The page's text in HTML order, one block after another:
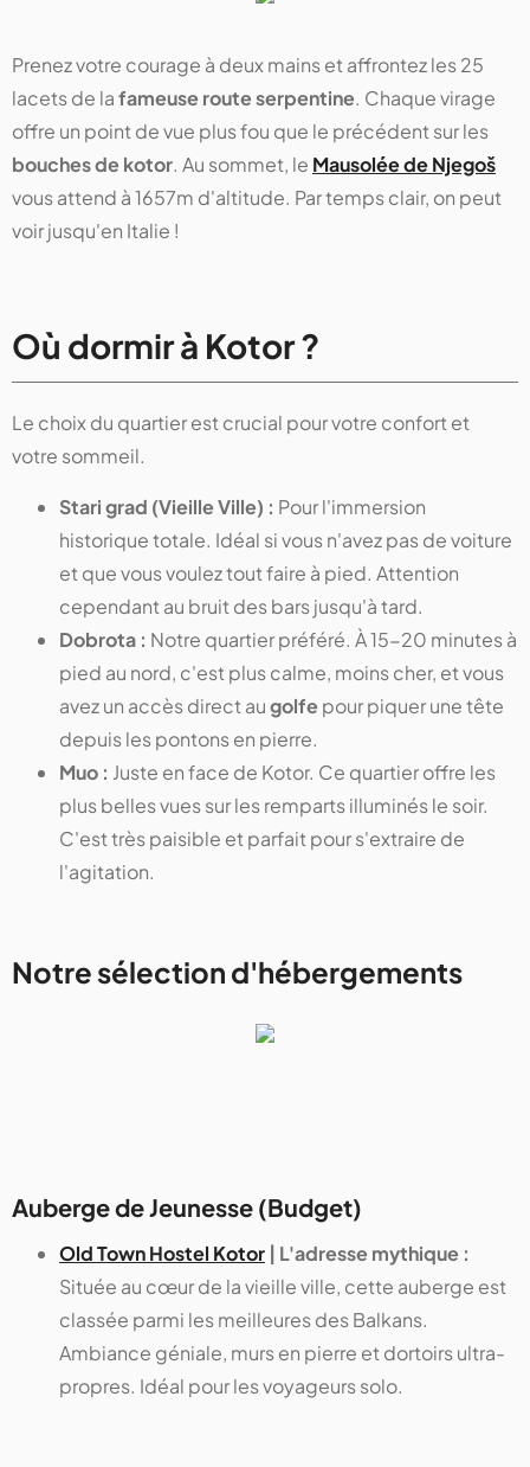
Prenez votre courage à deux mains et affrontez les 25
lacets de lafameuse route serpentine. Chaque virage
offre un point de vue plus fou que le précédent sur les
bouches de kotor. Au sommet, le Mausolée de Njegoš
vous attend à 1657m d'altitude. Par temps clair, on peut
voir jusqu'en Italie !
Où dormir à Kotor ?
Le choix du quartier est crucial pour votre confort et
votre sommeil.
Stari grad (Vieille Ville) : Pour l'immersion
historique totale. Idéal si vous n'avez pas de voiture
et que vous voulez tout faire à pied. Attention
cependant au bruit des bars jusqu'à tard.
Dobrota : Notre quartier préféré. À 15-20 minutes à
pied au nord, c'est plus calme, moins cher, et vous
avez un accès direct augolfepour piquer une tête
depuis les pontons en pierre.
Muo : Juste en face de Kotor. Ce quartier offre les
plus belles vues sur les remparts illuminés le soir.
C'est très paisible et parfait pour s'extraire de
l'agitation.
Notre sélection d'hébergements
Auberge de Jeunesse (Budget)
Old Town Hostel Kotor | L'adresse mythique :
Située au cœur de la vieille ville, cette auberge est
classée parmi les meilleures des Balkans.
Ambiance géniale, murs en pierre et dortoirs ultra-
propres. Idéal pour les voyageurs solo.